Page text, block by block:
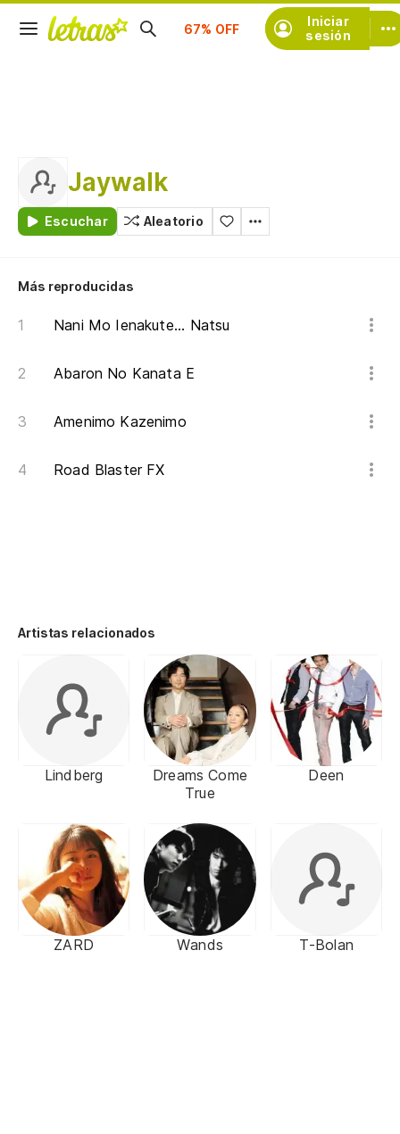
Iniciar
sesión
Suscríbete
Jaywalk
Escuchar Aleatorio
Más reproducidas
Nani Mo Ienakute... Natsu
Abaron No Kanata E
Amenimo Kazenimo
Road Blaster FX
Artistas relacionados
Lindberg
Dreams Come
True
Deen
ZARD Wands T-Bolan